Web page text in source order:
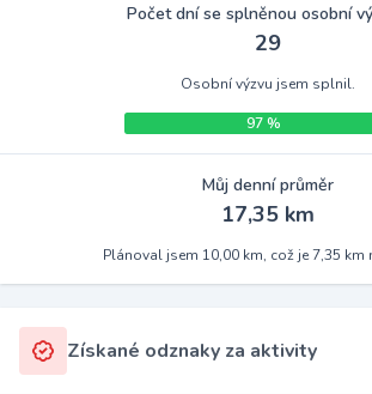
Počet dní se splněnou osobní
29
Osobní výzvu jsem splnil.
97 %
Můj denní průměr
17,35 km
Plánoval jsem 10,00 km, což je 7,35 km
Získané odznaky za aktivity